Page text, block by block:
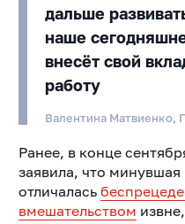
дальше
наше
внесёт свой
работу
Валентина Матвиенко,
Ранее, в конце
заявила, что
отличалась
вмешательством